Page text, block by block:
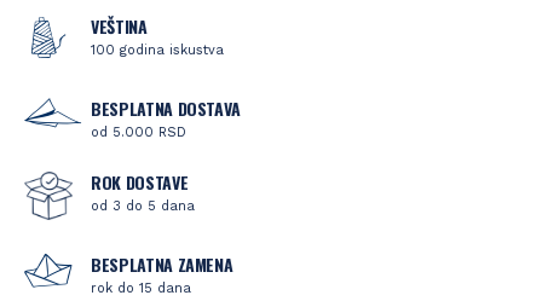
VEŠTINA
100 godina iskustva
BESPLATNA DOSTAVA
od 5.000 RSD
ROK DOSTAVE
od 3 do 5 dana
BESPLATNA ZAMENA
rok do 15 dana